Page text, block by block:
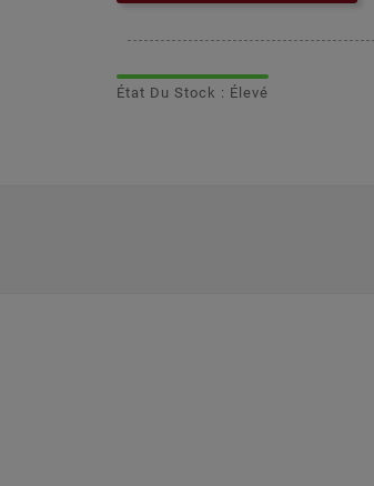
État Du Stock : Élevé